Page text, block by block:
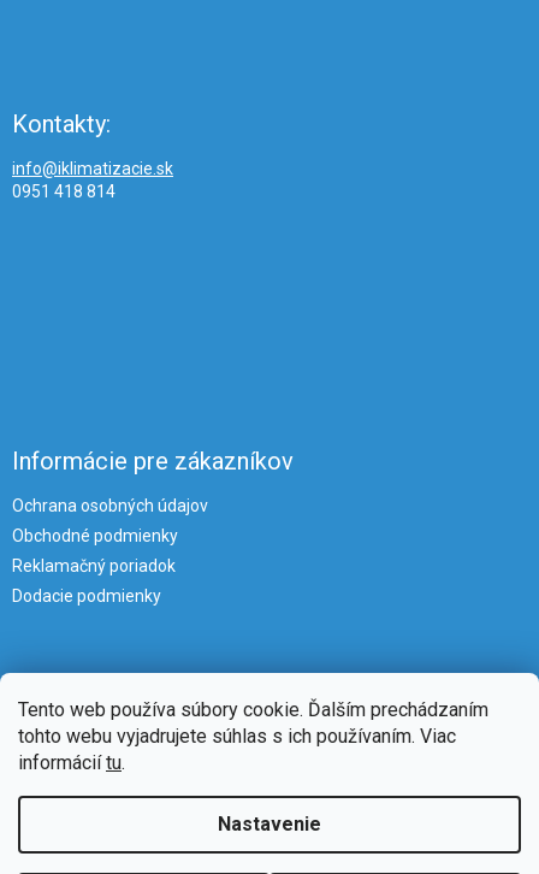
Tento web používa súbory cookie. Ďalším prechádzaním
tohto webu vyjadrujete súhlas s ich používaním. Viac
informáciítu.
Nastavenie
Kontakty:
info@iklimatizacie.sk
0951 418 814
Informácie pre zákazníkov
Ochrana osobných údajov
Obchodné podmienky
Reklamačný poriadok
Dodacie podmienky